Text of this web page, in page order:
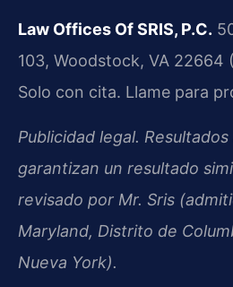
Law Offices Of SRIS, P.C.
103, Woodstock, VA 22664
Solo con cita. Llame para
Publicidad legal.
garantizan un resultado
revisado por Mr. Sris
Maryland, Distrito de
Nueva York).